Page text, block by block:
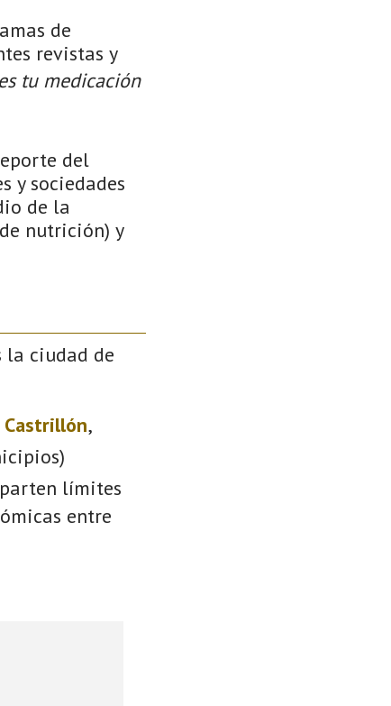
de
revistas y
tu medicación
del
y sociedades
de la
nutrición) y
la ciudad de
Castrillón,
límites
entre